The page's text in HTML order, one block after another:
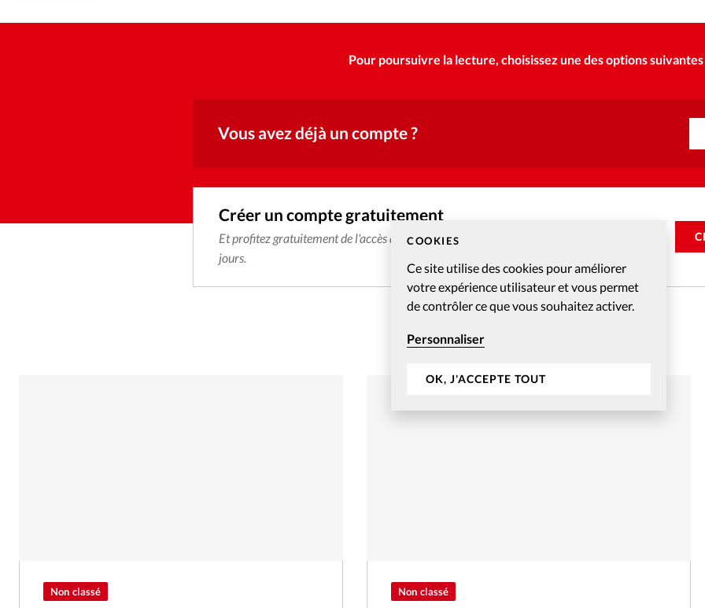
COOKIES
Ce site utilise des cookies pour améliorer
votre expérience utilisateur et vous permet
de contrôler ce que vous souhaitez activer.
Personnaliser
OK, J'ACCEPTE TOUT
Pour poursuivre la lecture, choisissez une des options suivantes
Vous avez déjà un compte ?
Créer un compte gratuitement
Et profitez gratuitement de l'accès aux articles web réservés aux abonnés pendant 14
jours.
Non classé Non classé